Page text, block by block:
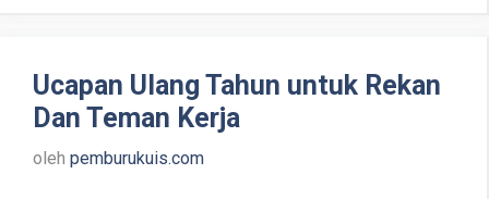
Ucapan Ulang Tahun untuk Rekan
Dan Teman Kerja
oleh pemburukuis.com